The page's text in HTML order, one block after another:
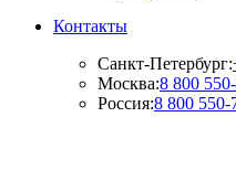
Контакты
Санкт-Петербург:
Москва:8 800
Россия:8 800 550-